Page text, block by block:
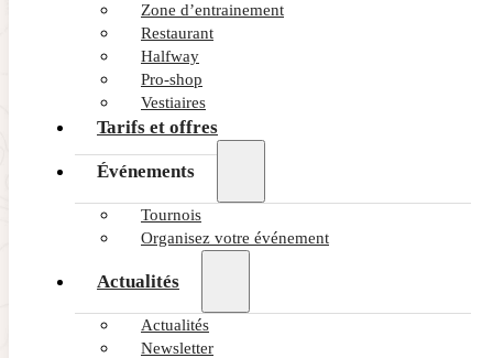
Zone d’entrainement
Restaurant
Halfway
Pro-shop
Vestiaires
Tarifs et offres
Événements
Tournois
Organisez votre événement
Actualités
Actualités
Newsletter